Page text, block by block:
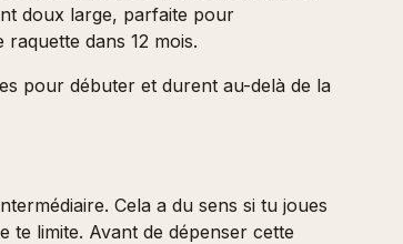
doux large, parfaite pour
dans 12 mois.
pour débuter et durent au-delà de la
Cela a du sens si tu joues
te limite. Avant de dépenser cette